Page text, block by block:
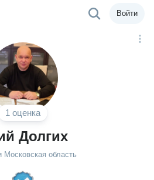
Войти
1 оценка
Долгих
Московская область